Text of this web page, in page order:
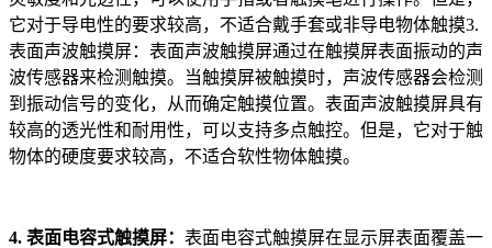
它对于导电性的要求较高，不适合戴手套或非导电物体触摸3.
表面声波触摸屏：表面声波触摸屏通过在触摸屏表面振动的声
波传感器来检测触摸。当触摸屏被触摸时，声波传感器会检测
到振动信号的变化，从而确定触摸位置。表面声波触摸屏具有
较高的透光性和耐用性，可以支持多点触控。但是，它对于触
物体的硬度要求较高，不适合软性物体触摸。
4. 表面电容式触摸屏： 表面电容式触摸屏在显示屏表面覆盖一